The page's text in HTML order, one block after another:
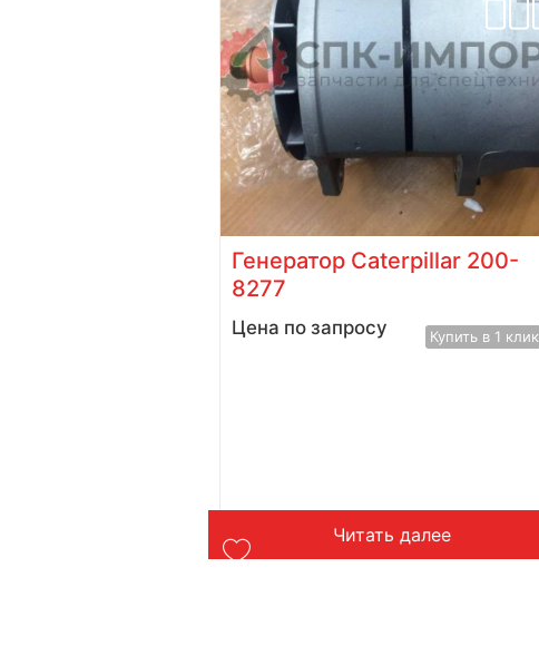
Генератор Caterpillar 200-
8277
Цена по запросу Купить в 1 клик
Читать далее